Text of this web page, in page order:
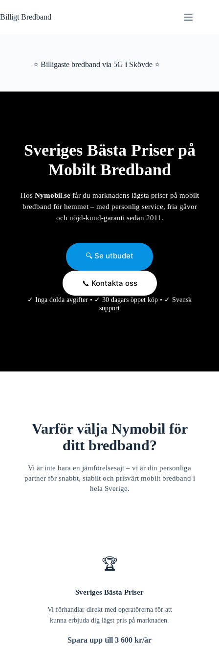
till
innehåll
Billigt Bredband
⭐ Billigaste bredband via 5G i Skövde ⭐
Sveriges Bästa Priser på
Mobilt Bredband
Hos Nymobil.sefår du marknadens lägsta priser på mobilt
bredband för hemmet – med personlig service, fria gåvor
och nöjd-kund-garanti sedan 2011.
🔍 Se utbudet
📞 Kontakta oss
✓ Inga dolda avgifter • ✓ 30 dagars öppet köp • ✓ Svensk
support
Varför välja Nymobil för
ditt bredband?
Vi är inte bara en jämförelsesajt – vi är din personliga
partner för snabbt, stabilt och prisvärt mobilt bredband i
hela Sverige.
🏆
Sveriges Bästa Priser
Vi förhandlar direkt med operatörerna för att
kunna erbjuda dig lägst pris på marknaden.
Spara upp till 3 600 kr/år